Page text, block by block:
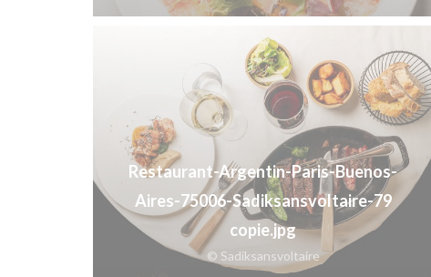
Restaurant-Argentin-Paris-Buenos-
Aires-75006-Sadiksansvoltaire-79
copie.jpg
© Sadiksansvoltaire